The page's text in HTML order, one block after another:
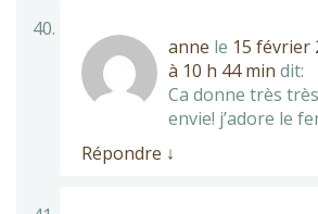
anne le 15 février
à 10 h 44 min dit:
Ca donne très très
envie! j’adore le
Répondre ↓